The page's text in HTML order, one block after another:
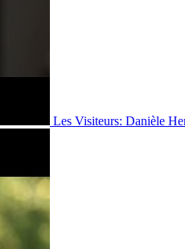
Les Visiteurs: Danièle